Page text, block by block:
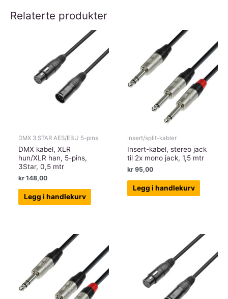
Relaterte produkter
DMX 3 STAR AES/EBU 5-pins
DMX kabel, XLR
hun/XLR han, 5-pins,
3Star, 0,5 mtr
kr 148,00
Legg i handlekurv
Insert/split-kabler
Insert-kabel, stereo jack
til 2x mono jack, 1,5 mtr
kr 95,00
Legg i handlekurv